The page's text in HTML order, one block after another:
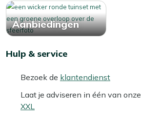
Aanbiedingen
Hulp & service
Bezoek de klantendienst
Laat je adviseren in één van onze
XXL